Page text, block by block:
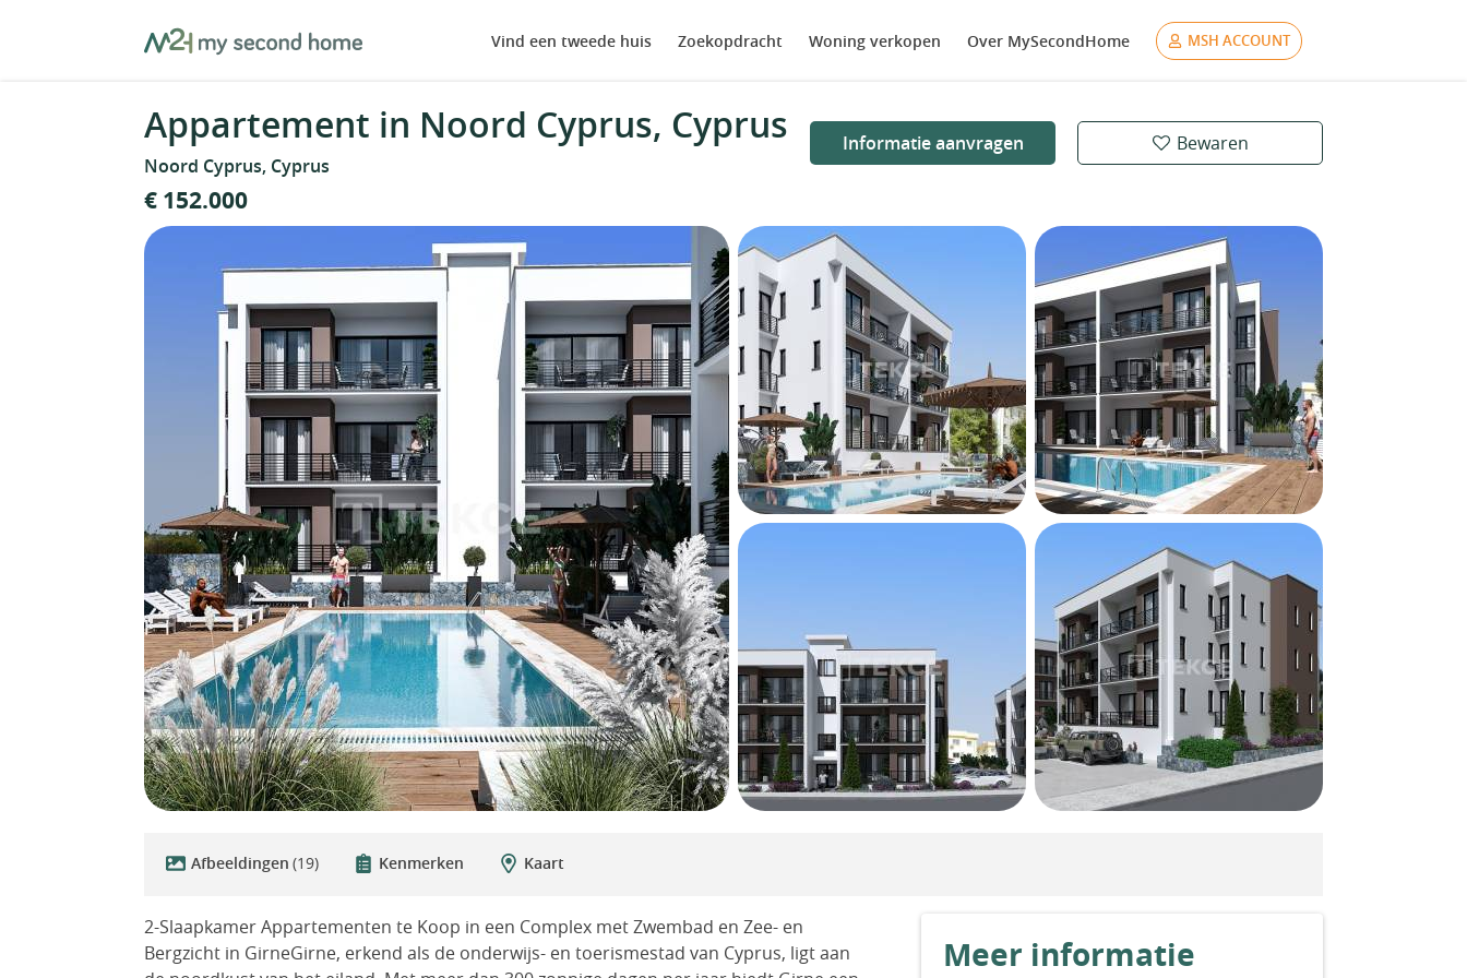
MySecondHome Vind een tweede huis Zoekopdracht Woning verkopen Over MySecondHome MSH ACCOUNT
Appartement in Noord Cyprus, Cyprus
Noord Cyprus, Cyprus
Informatie aanvragen Bewaren
€ 152.000
Afbeeldingen (19) Kenmerken Kaart
2-Slaapkamer Appartementen te Koop in een Complex met Zwembad en Zee- en
Bergzicht in GirneGirne, erkend als de onderwijs- en toerismestad van Cyprus, ligt aan
Meer informatie